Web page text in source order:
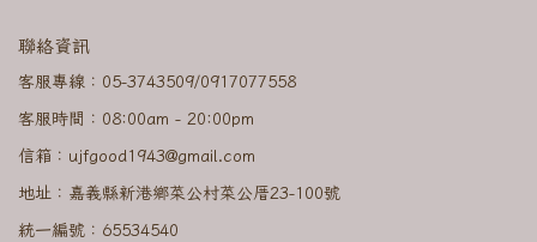
聯絡資訊
客服專線：05-3743509/0917077558
客服時間：08:00am - 20:00pm
信箱：ujfgood1943@gmail.com
地址：嘉義縣新港鄉菜公村菜公厝23-100號
統一編號：65534540